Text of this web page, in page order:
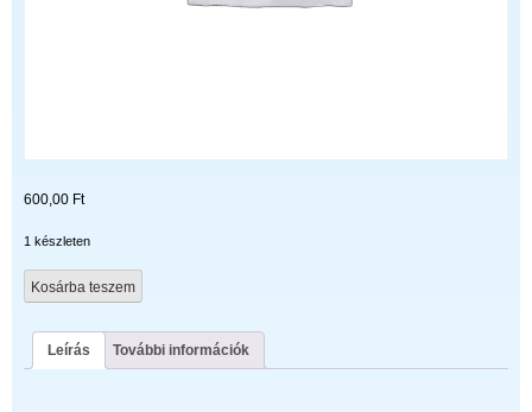
600,00 Ft
1 készleten
Sorkimenők
-
lista
mennyiség
Kosárba teszem
Leírás További információk